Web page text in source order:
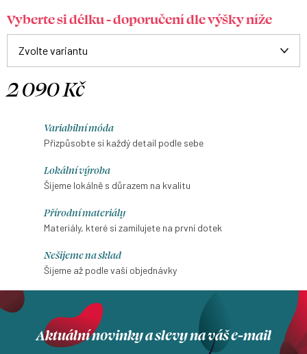
Vyberte si délku - doporučení dle výšky níže
2 090 Kč
Variabilní móda
Přizpůsobte si každý detail podle sebe
Lokální výroba
Šijeme lokálně s důrazem na kvalitu
Přírodní materiály
Materiály, které si zamilujete na první dotek
Nešijeme na sklad
Šijeme až podle vaší objednávky
Aktuální novinky a slevy na váš e-mail